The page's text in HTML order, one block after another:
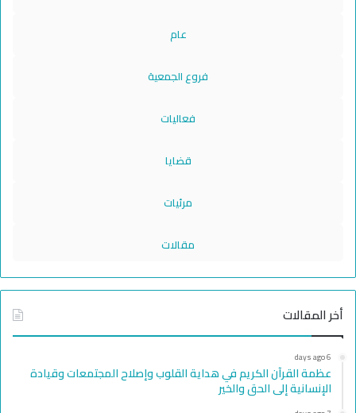
عام
فروع الجمعية
فعاليات
قضايا
مرئيات
مقالات
أخر المقالات
6 days ago
عظمة القرآن الكريم في هداية القلوب وإصلاح المجتمعات وقيادة
الإنسانية إلى الحق والخير